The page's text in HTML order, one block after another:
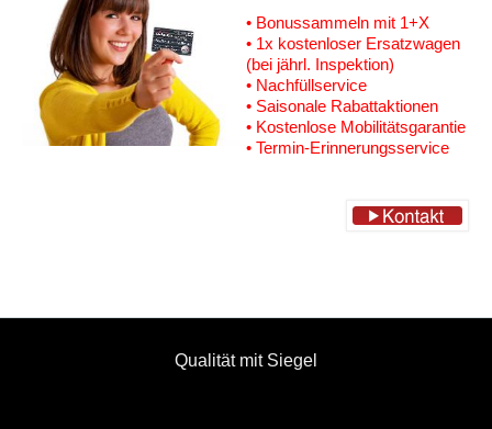
• Bonussammeln mit 1+X
• 1x kostenloser Ersatzwagen
(bei jährl. Inspektion)
• Nachfüllservice
• Saisonale Rabattaktionen
• Kostenlose Mobilitätsgarantie
• Termin-Erinnerungsservice
Qualität mit Siegel